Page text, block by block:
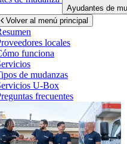
Ayudantes de
Volver al menú principal
locales
funciona
de mudanzas
U-Box
frecuentes